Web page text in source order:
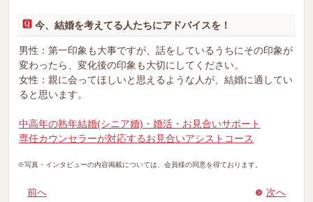
今、結婚を考えてる人たちにアドバイスを！
男性：第一印象も大事ですが、話をしているうちにその印象が
変わったら、変化後の印象も大切にしてください。
女性：親に会ってほしいと思えるような人が、結婚に適してい
ると思います。
中高年の熟年結婚(シニア婚)・婚活・お見合いサポート
専任カウンセラーが対応するお見合いアシストコース
※写真・インタビューの内容掲載については、会員様の同意を得ております。
前へ 次へ